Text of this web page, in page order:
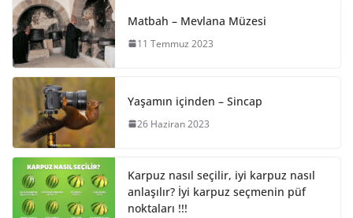
Matbah – Mevlana Müzesi
11 Temmuz 2023
Yaşamın içinden – Sincap
26 Haziran 2023
Karpuz nasıl seçilir, iyi karpuz nasıl
anlaşılır? İyi karpuz seçmenin püf
noktaları !!!